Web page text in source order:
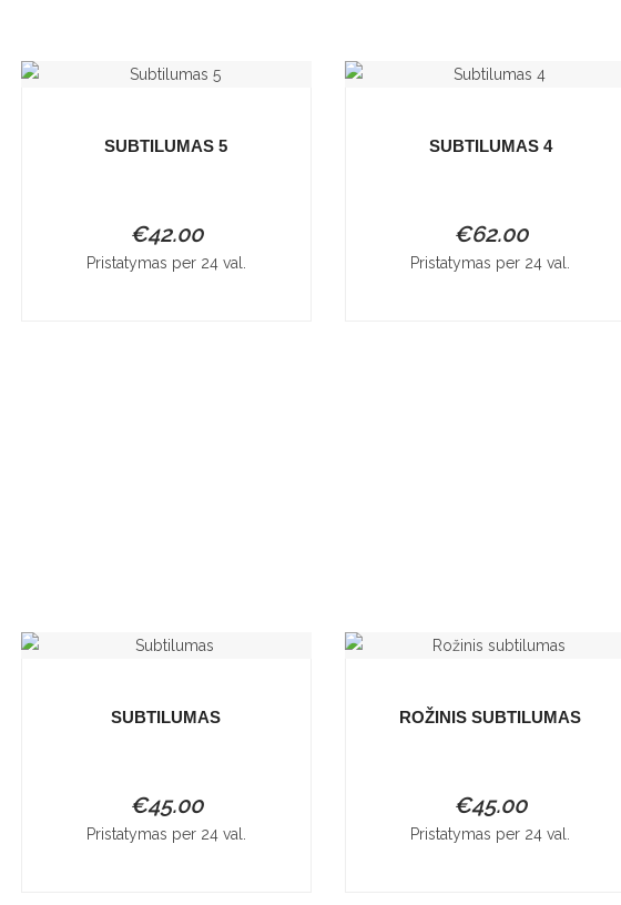
SUBTILUMAS 5
€42.00
Pristatymas per 24 val.
SUBTILUMAS 4
€62.00
Pristatymas per 24 val.
SUBTILUMAS
€45.00
Pristatymas per 24 val.
ROŽINIS SUBTILUMAS
€45.00
Pristatymas per 24 val.